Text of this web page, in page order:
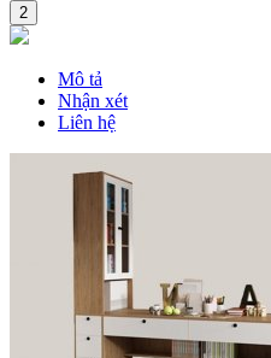
2
Mô tả
Nhận xét
Liên hệ